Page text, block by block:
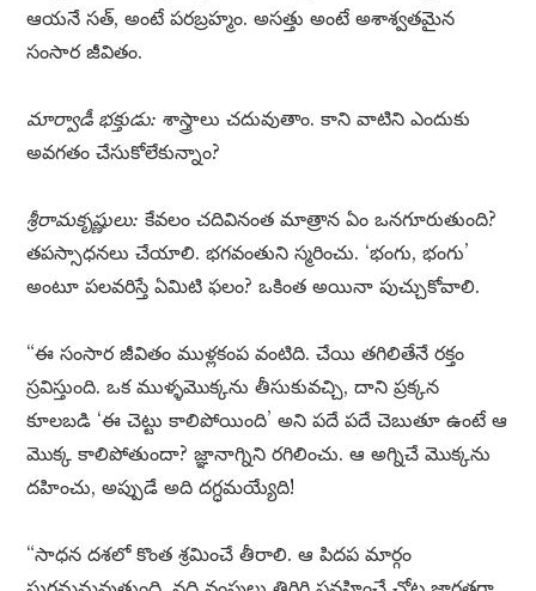
ఆయనే సత్, అంటే పరబ్రహ్మం. అసత్తు అంటే అశాశ్వతమైన
సంసార జీవితం.
మార్వాడీ భక్తుడు: శాస్త్రాలు చదువుతాం. కాని వాటిని ఎందుకు
అవగతం చేసుకోలేకున్నాం?
శ్రీరామకృష్ణులు: కేవలం చదివినంత మాత్రాన ఏం ఒనగూరుతుంది?
తపస్సాధనలు చేయాలి. భగవంతుని స్మరించు. ‘భంగు, భంగు’
అంటూ పలవరిస్తే ఏమిటి ఫలం? ఒకింత అయినా పుచ్చుకోవాలి.
“ఈ సంసార జీవితం ముళ్లకంప వంటిది. చేయి తగిలితేనే రక్తం
స్రవిస్తుంది. ఒక ముళ్ళమొక్కను తీసుకువచ్చి, దాని ప్రక్కన
కూలబడి ‘ఈ చెట్టు కాలిపోయింది’ అని పదే పదే చెబుతూ ఉంటే ఆ
మొక్క కాలిపోతుందా? జ్ఞానాగ్నిని రగిలించు. ఆ అగ్నిచే మొక్కను
దహించు, అప్పుడే అది దగ్ధమయ్యేది!
“సాధన దశలో కొంత శ్రమించే తీరాలి. ఆ పిదప మార్గం